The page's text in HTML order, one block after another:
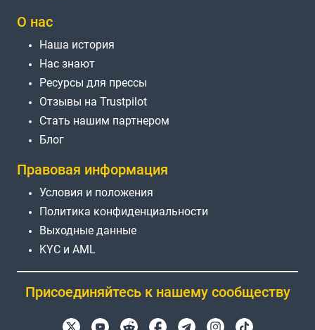
О нас
Наша история
Нас знают
Ресурсы для прессы
Отзывы на Trustpilot
Стать нашим партнером
Блог
Правовая информация
Условия и положения
Политика конфиденциальности
Выходные данные
KYC и AML
Присоединяйтесь к нашему сообществу